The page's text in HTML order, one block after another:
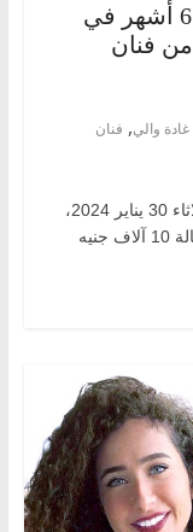
حكم بحبس الرسامة غادة والي 6 أشهر في
فنان
غادة والي, فنان
وكالات قضت المحكمة الاقتصادية، اليوم الثلاثاء 30 يناير 2024،